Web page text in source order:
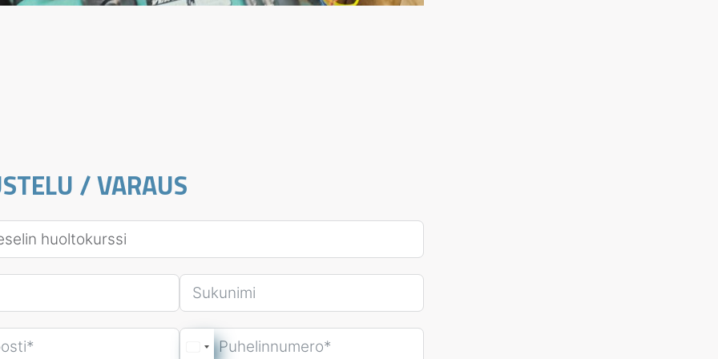
/ VARAUS